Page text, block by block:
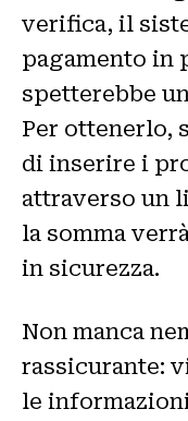
verifica, il
pagamento in
spetterebbe
Per ottenerlo,
di inserire i
attraverso un
la somma
in sicurezza.
Non manca
rassicurante:
le